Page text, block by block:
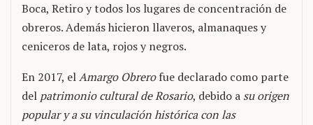
Boca, Retiro y todos los lugares de concentración de
obreros. Además hicieron llaveros, almanaques y
ceniceros de lata, rojos y negros.
En 2017, elAmargo Obrerofue declarado como parte
del patrimonio cultural de Rosario, debido a su origen
popular y a su vinculación histórica con las